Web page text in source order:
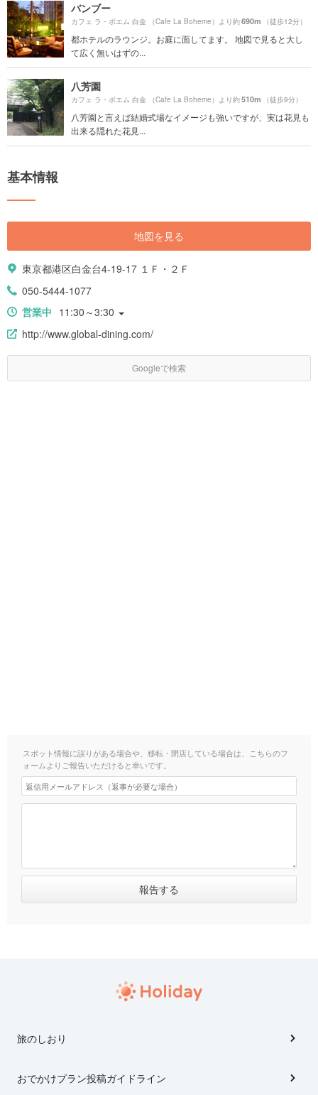
バンブー
カフェ ラ・ボエム 白金 （Cafe La Boheme）より約690m （徒歩12分）
都ホテルのラウンジ。お庭に面してます。 地図で見ると大し
て広く無いはずの...
八芳園
カフェ ラ・ボエム 白金 （Cafe La Boheme）より約510m （徒歩9分）
八芳園と言えば結婚式場なイメージも強いですが、実は花見も
出来る隠れた花見...
基本情報
地図を見る
東京都港区白金台4-19-17 １Ｆ・２Ｆ
050-5444-1077
営業中 11:30～3:30
http://www.global-dining.com/
Googleで検索
スポット情報に誤りがある場合や、移転・閉店している場合は、こちらのフ
ォームよりご報告いただけると幸いです。
旅のしおり
おでかけプラン投稿ガイドライン